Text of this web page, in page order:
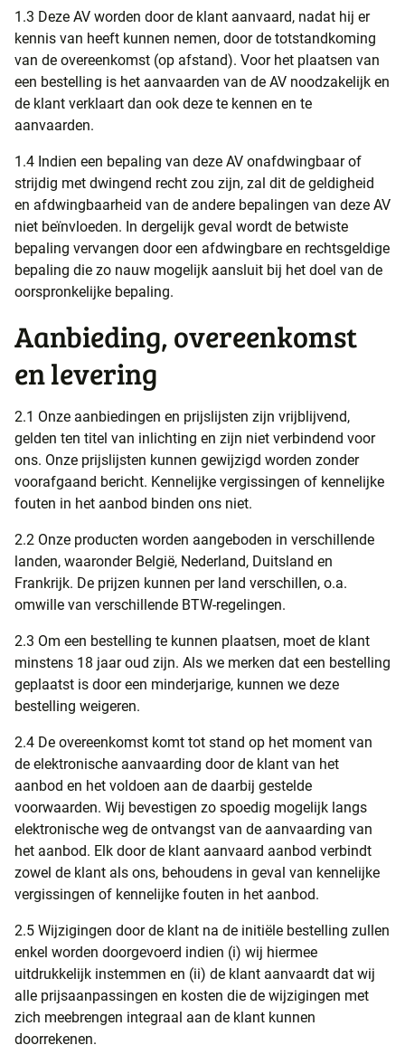
1.3 Deze AV worden door de klant aanvaard, nadat hij er
kennis van heeft kunnen nemen, door de totstandkoming
van de overeenkomst (op afstand). Voor het plaatsen van
een bestelling is het aanvaarden van de AV noodzakelijk en
de klant verklaart dan ook deze te kennen en te
aanvaarden.
1.4 Indien een bepaling van deze AV onafdwingbaar of
strijdig met dwingend recht zou zijn, zal dit de geldigheid
en afdwingbaarheid van de andere bepalingen van deze AV
niet beïnvloeden. In dergelijk geval wordt de betwiste
bepaling vervangen door een afdwingbare en rechtsgeldige
bepaling die zo nauw mogelijk aansluit bij het doel van de
oorspronkelijke bepaling.
Aanbieding, overeenkomst
en levering
2.1 Onze aanbiedingen en prijslijsten zijn vrijblijvend,
gelden ten titel van inlichting en zijn niet verbindend voor
ons. Onze prijslijsten kunnen gewijzigd worden zonder
voorafgaand bericht. Kennelijke vergissingen of kennelijke
fouten in het aanbod binden ons niet.
2.2 Onze producten worden aangeboden in verschillende
landen, waaronder België, Nederland, Duitsland en
Frankrijk. De prijzen kunnen per land verschillen, o.a.
omwille van verschillende BTW-regelingen.
2.3 Om een bestelling te kunnen plaatsen, moet de klant
minstens 18 jaar oud zijn. Als we merken dat een bestelling
geplaatst is door een minderjarige, kunnen we deze
bestelling weigeren.
2.4 De overeenkomst komt tot stand op het moment van
de elektronische aanvaarding door de klant van het
aanbod en het voldoen aan de daarbij gestelde
voorwaarden. Wij bevestigen zo spoedig mogelijk langs
elektronische weg de ontvangst van de aanvaarding van
het aanbod. Elk door de klant aanvaard aanbod verbindt
zowel de klant als ons, behoudens in geval van kennelijke
vergissingen of kennelijke fouten in het aanbod.
2.5 Wijzigingen door de klant na de initiële bestelling zullen
enkel worden doorgevoerd indien (i) wij hiermee
uitdrukkelijk instemmen en (ii) de klant aanvaardt dat wij
alle prijsaanpassingen en kosten die de wijzigingen met
zich meebrengen integraal aan de klant kunnen
doorrekenen.